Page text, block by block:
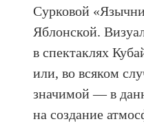
Сурковой
Яблонской.
в спектаклях
или, во всяком
значимой — в
на создание